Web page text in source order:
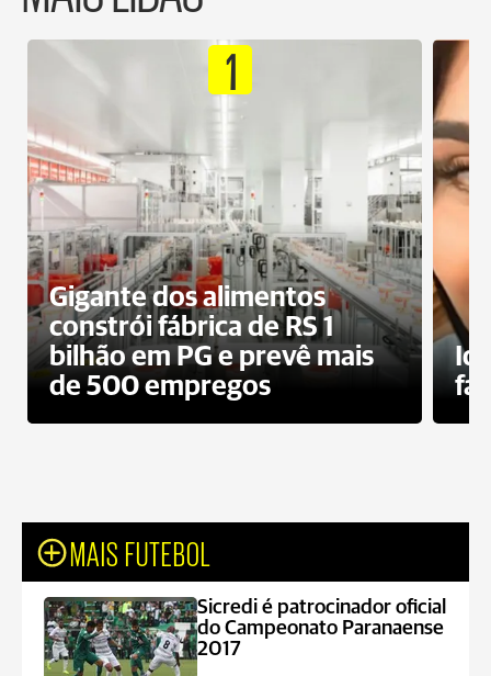
1
Gigante dos alimentos
constrói fábrica de RS 1
bilhão em PG e prevê mais
de 500 empregos
MAIS FUTEBOL
Sicredi é patrocinador oficial
do Campeonato Paranaense
2017